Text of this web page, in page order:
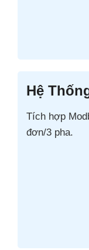
Hệ
Tích hợp
đơn/3 pha.